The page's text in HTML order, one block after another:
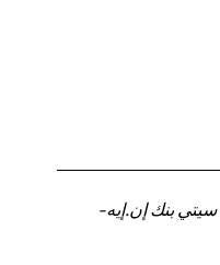
سيتي بنك إن.إيه-